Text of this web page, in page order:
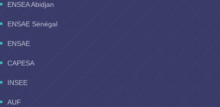
ENSEA Abidjan
ENSAE Sénégal
ENSAE
CAPESA
INSEE
AUF